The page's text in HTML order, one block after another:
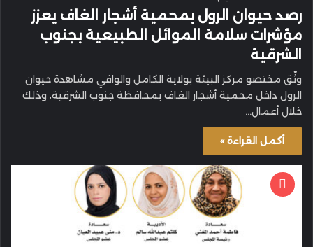
رصد حيوان الرول بمحمية أشجار الغاف يعزز
مؤشرات سلامة الموائل الطبيعية بجنوب
الشرقية
وثّق مختصو مركز البيئة بولاية الكامل والوافي مشاهدة حيوان
الرول داخل محمية أشجار الغاف بمحافظة جنوب الشرقية، وذلك
خلال أعمال…
أكمل القراءة »